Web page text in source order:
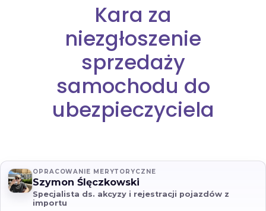
Kara za
niezgłoszenie
sprzedaży
samochodu do
ubezpieczyciela
OPRACOWANIE MERYTORYCZNE
Szymon Ślęczkowski
Specjalista ds. akcyzy i rejestracji pojazdów z
importu